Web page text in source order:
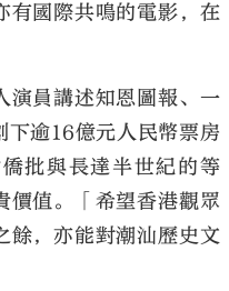
有國際共鳴的電影，在
演員講述知恩圖報、一
下逾16億元人民幣票房
批與長達半世紀的等
價值。「希望香港觀眾
餘，亦能對潮汕歷史文